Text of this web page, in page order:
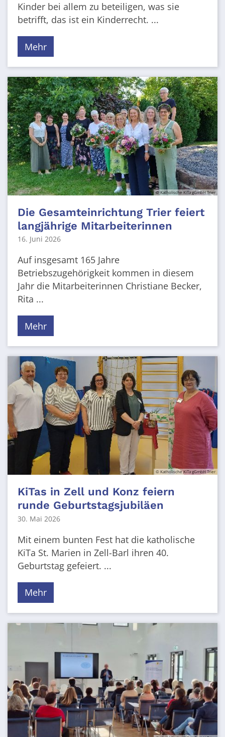
Kinder bei allem zu beteiligen, was sie
betrifft, das ist ein Kinderrecht. ...
Mehr
© Katholische KiTa gGmbH Trier
Die Gesamteinrichtung Trier feiert
langjährige Mitarbeiterinnen
16. Juni 2026
Auf insgesamt 165 Jahre
Betriebszugehörigkeit kommen in diesem
Jahr die Mitarbeiterinnen Christiane Becker,
Rita ...
Mehr
© Katholische KiTa gGmbH Trier
KiTas in Zell und Konz feiern
runde Geburtstagsjubiläen
30. Mai 2026
Mit einem bunten Fest hat die katholische
KiTa St. Marien in Zell-Barl ihren 40.
Geburtstag gefeiert. ...
Mehr